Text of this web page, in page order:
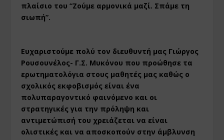
πλαίσιο του “Ζούμε αρμονικά μαζί. Σπάμε τη
σιωπή”.
Ευχαριστούμε πολύ τον διευθυντή μας Γιώργος
Ρουσουνέλος- Γ.Σ. Μυκόνου που προώθησε τα
ερωτηματολόγια στους μαθητές μας καθώς ο
σχολικός εκφοβισμός είναι ένα
πολυπαραγοντικό φαινόμενο και οι
στρατηγικές για την πρόληψη και
αντιμετώπισή του χρειάζεται να είναι
ολιστικές και να αποσκοπούν στην άμβλυνση